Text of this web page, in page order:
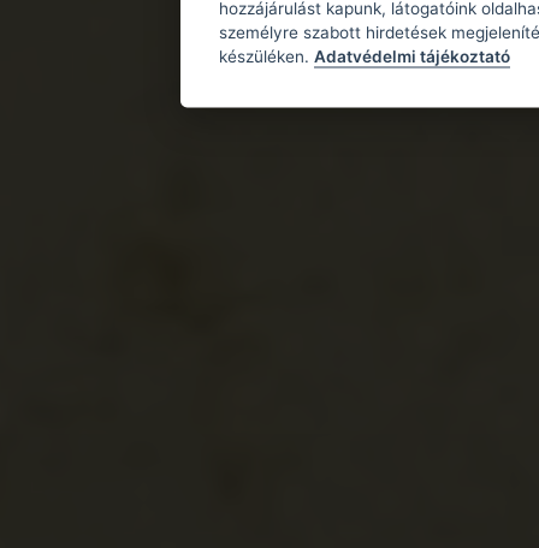
hozzájárulást kapunk, látogatóink
személyre szabott hirdetések
készüléken. Adatvédelmi tájékoztató